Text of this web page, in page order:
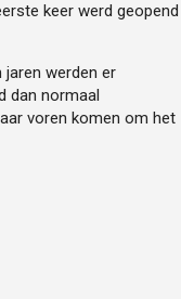
keer werd geopend
werden er
dan normaal
voren komen om het